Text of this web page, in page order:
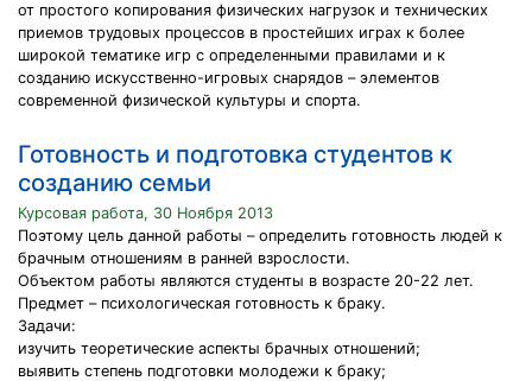
от простого копирования физических нагрузок и технических
приемов трудовых процессов в простейших играх к более
широкой тематике игр с определенными правилами и к
созданию искусственно-игровых снарядов – элементов
современной физической культуры и спорта.
Готовность и подготовка студентов к
созданию семьи
Курсовая работа, 30 Ноября 2013
Поэтому цель данной работы – определить готовность людей к
брачным отношениям в ранней взрослости.
Объектом работы являются студенты в возрасте 20-22 лет.
Предмет – психологическая готовность к браку.
Задачи:
изучить теоретические аспекты брачных отношений;
выявить степень подготовки молодежи к браку;